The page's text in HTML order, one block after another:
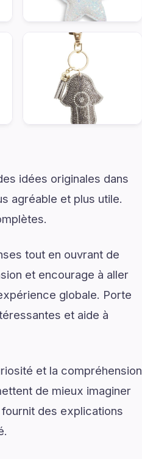
idées originales dans
agréable et plus utile.
tout en ouvrant de
et encourage à aller
globale. Porte
et aide à
et la compréhension
de mieux imaginer
des explications